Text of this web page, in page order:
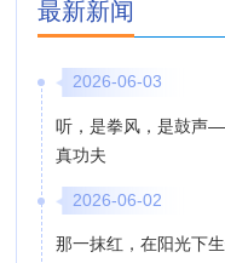
最新新闻
2026-06-03
听，是拳风，是鼓声
真功夫
2026-06-02
那一抹红，在阳光下